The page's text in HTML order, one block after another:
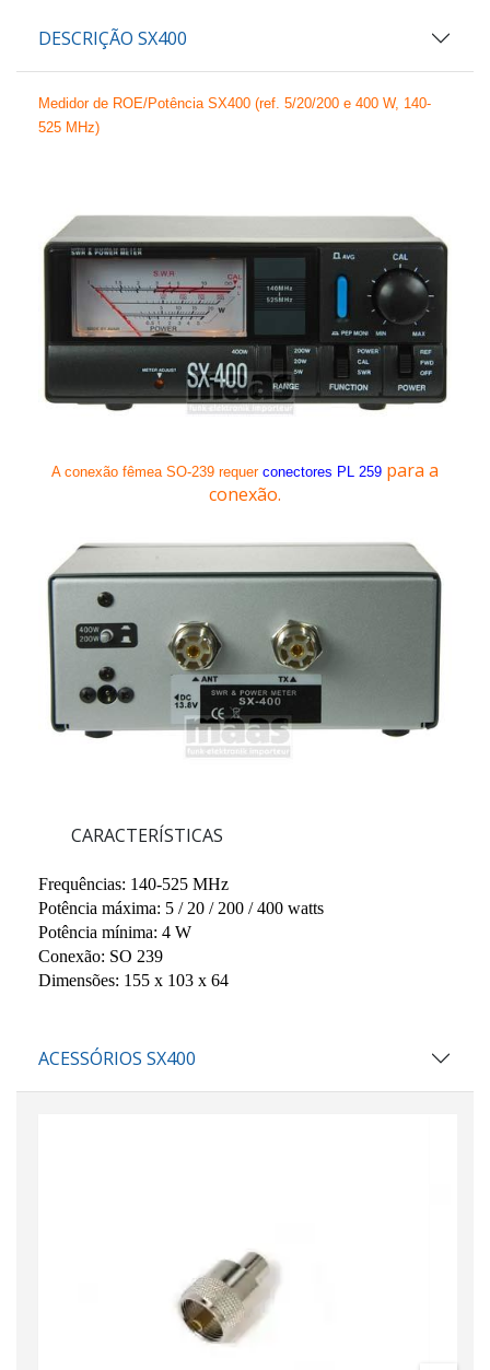
DESCRIÇÃO SX400
Medidor de ROE/Potência SX400 (ref. 5/20/200 e 400 W, 140-
525 MHz)
A conexão fêmea SO-239 requer conectores PL 259 para a
conexão.
CARACTERÍSTICAS
Frequências: 140-525 MHz
Potência máxima: 5 / 20 / 200 / 400 watts
Potência mínima: 4 W
Conexão: SO 239
Dimensões: 155 x 103 x 64
ACESSÓRIOS SX400